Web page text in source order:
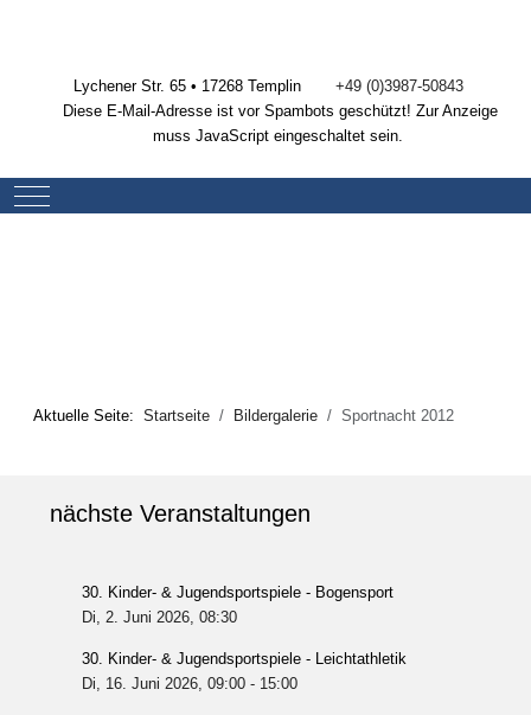
Lychener Str. 65 • 17268 Templin
+49 (0)3987-50843
Diese E-Mail-Adresse ist vor Spambots geschützt! Zur Anzeige
muss JavaScript eingeschaltet sein.
Mobile Menu Toggle
Aktuelle Seite: Startseite Bildergalerie Sportnacht 2012
nächste Veranstaltungen
30. Kinder- & Jugendsportspiele - Bogensport
Di, 2. Juni 2026, 08:30
30. Kinder- & Jugendsportspiele - Leichtathletik
Di, 16. Juni 2026, 09:00- 15:00